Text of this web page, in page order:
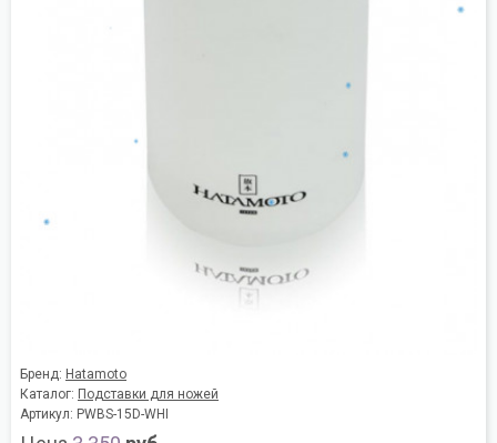
Бренд: Hatamoto
Каталог: Подставки для ножей
Артикул: PWBS-15D-WHI